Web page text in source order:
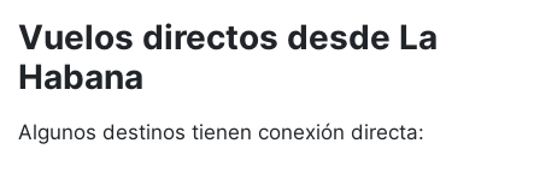
Vuelos directos desde La
Habana
Algunos destinos tienen conexión directa: